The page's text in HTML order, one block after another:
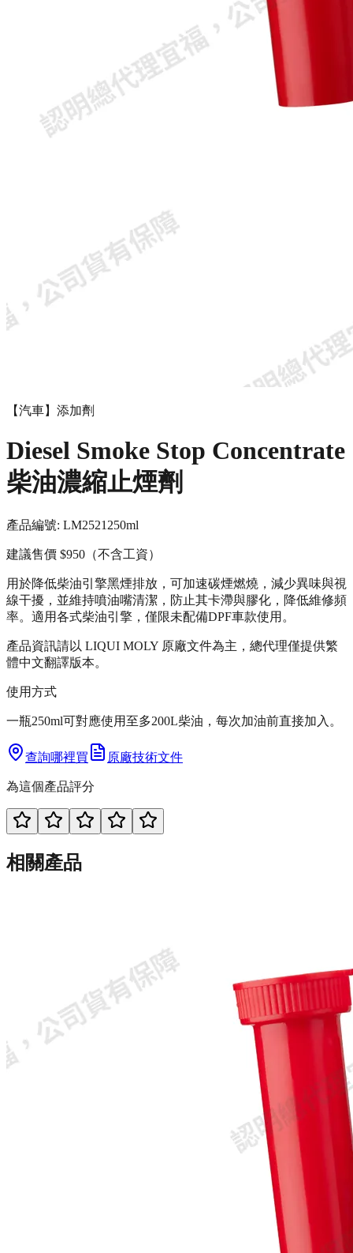
【汽車】添加劑
Diesel Smoke Stop Concentrate
柴油濃縮止煙劑
產品編號: LM2521 250ml
建議售價 $950 （不含工資）
用於降低柴油引擎黑煙排放，可加速碳煙燃燒，減少異味與視
線干擾，並維持噴油嘴清潔，防止其卡滯與膠化，降低維修頻
率。適用各式柴油引擎，僅限未配備DPF車款使用。
產品資訊請以 LIQUI MOLY 原廠文件為主，總代理僅提供繁
體中文翻譯版本。
使用方式
一瓶250ml可對應使用至多200L柴油，每次加油前直接加入。
查詢哪裡買 原廠技術文件
為這個產品評分
相關產品